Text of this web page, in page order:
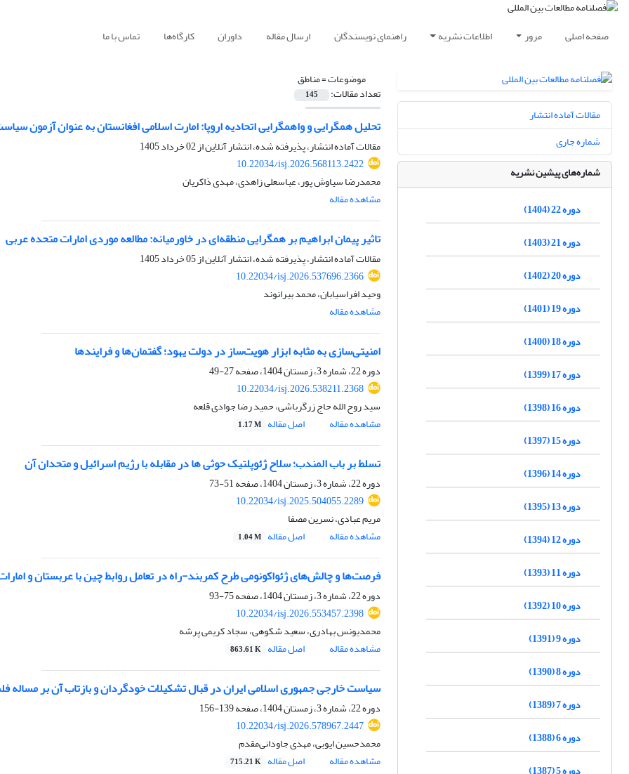
صفحه اصلی مرور اطلاعات نشریه راهنمای نویسندگان ارسال مقاله داوران کارگاه‌ها تماس با ما
موضوعات =مناطق
تعداد مقالات: 145
تحلیل همگرایی و واهمگرایی اتحادیه اروپا: امارت اسلامی افغانستان به عنوان آزمون
مقالات آماده انتشار، پذیرفته شده، انتشار آنلاین از02 خرداد 1405
10.22034/isj.2026.568113.2422
محمدرضا سیاوش پور، عباسعلی زاهدی، مهدی ذاکریان
مشاهده مقاله
تاثیر پیمان ابراهیم بر همگرایی منطقه‌ای در خاورمیانه: مطالعه موردی امارات متحده عربی
مقالات آماده انتشار، پذیرفته شده، انتشار آنلاین از05 خرداد 1405
10.22034/isj.2026.537696.2366
وحید افراسیابان، محمد بیرانوند
مشاهده مقاله
امنیتی‌سازی به مثابه ابزار هویت‌ساز در دولت یهود؛ گفتمان‌ها و فرایندها
دوره 22، شماره 3، زمستان 1404، صفحه
27-49
10.22034/isj.2026.538211.2368
سید روح الله حاج زرگرباشی، حمید رضا جوادی قلعه
مشاهده مقاله
اصل مقاله 1.17 M
تسلط بر باب المندب؛ سلاح ژئوپلتیک حوثی ها در مقابله با رژیم اسرائیل و متحدان آن
دوره 22، شماره 3، زمستان 1404، صفحه
51-73
10.22034/isj.2025.504055.2289
مریم عبادی، نسرین مصفا
مشاهده مقاله
اصل مقاله 1.04 M
فرصت‌ها و چالش‌های ژئواکونومی طرح کمربند‌-راه در تعامل روابط چین با عربستان و
دوره 22، شماره 3، زمستان 1404، صفحه
75-93
10.22034/isj.2026.553457.2398
محمدیونس بهادری، سعید شکوهی، سجاد کریمی پرشه
مشاهده مقاله
اصل مقاله 863.61 K
سیاست خارجی جمهوری اسلامی ایران در قبال تشکیلات خودگردان و بازتاب آن بر مساله
دوره 22، شماره 3، زمستان 1404، صفحه
139-156
10.22034/isj.2026.578967.2447
محمدحسین ایوبی، مهدی جاودانی‌مقدم
مشاهده مقاله
اصل مقاله 715.21 K
مقالات آماده انتشار
شماره جاری
شماره‌های پیشین نشریه
دوره 22 (1404)
دوره 21 (1403)
دوره 20 (1402)
دوره 19 (1401)
دوره 18 (1400)
دوره 17 (1399)
دوره 16 (1398)
دوره 15 (1397)
دوره 14 (1396)
دوره 13 (1395)
دوره 12 (1394)
دوره 11 (1393)
دوره 10 (1392)
دوره 9 (1391)
دوره 8 (1390)
دوره 7 (1389)
دوره 6 (1388)